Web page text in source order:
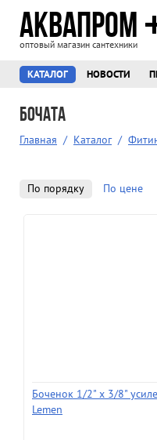
АКВАПРОМ
оптовый магазин сантехники
КАТАЛОГ НОВОСТИ
Бочата
Главная / Каталог /
По порядку По цене
Боченок 1/2" х 3/8"
Lemen